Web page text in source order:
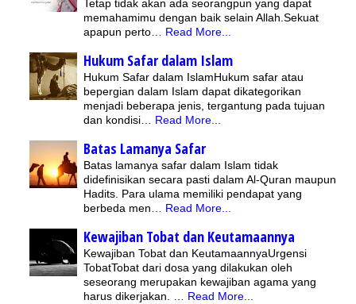
Tetap tidak akan ada seorangpun yang dapat
memahamimu dengan baik selain Allah.Sekuat
apapun perto… Read More...
Hukum Safar dalam Islam
Hukum Safar dalam IslamHukum safar atau
bepergian dalam Islam dapat dikategorikan
menjadi beberapa jenis, tergantung pada tujuan
dan kondisi… Read More...
Batas Lamanya Safar
Batas lamanya safar dalam Islam tidak
didefinisikan secara pasti dalam Al-Quran maupun
Hadits. Para ulama memiliki pendapat yang
berbeda men… Read More...
Kewajiban Tobat dan Keutamaannya
Kewajiban Tobat dan KeutamaannyaUrgensi
TobatTobat dari dosa yang dilakukan oleh
seseorang merupakan kewajiban agama yang
harus dikerjakan. … Read More...